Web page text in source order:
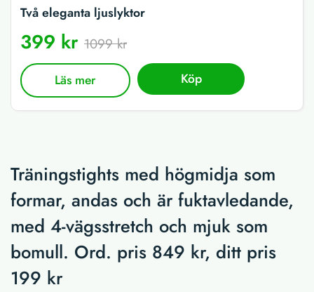
Två eleganta ljuslyktor
399 kr 1099 kr
Läs mer Köp
Träningstights med högmidja som
formar, andas och är fuktavledande,
med 4-vägsstretch och mjuk som
bomull. Ord. pris 849 kr, ditt pris
199 kr